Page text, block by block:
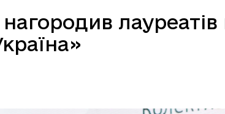
лауреатів